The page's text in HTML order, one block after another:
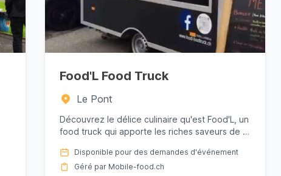
Food'L Food Truck
Le Pont
Découvrez le délice culinaire qu'est Food'L, un
food truck qui apporte les riches saveurs de la
Disponible pour des demandes d'événement
Géré par Mobile-food.ch